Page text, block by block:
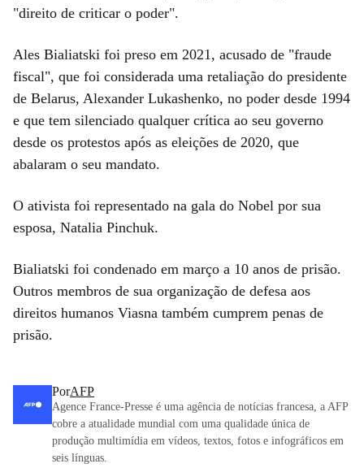
"direito de criticar o poder".
Ales Bialiatski foi preso em 2021, acusado de "fraude
fiscal", que foi considerada uma retaliação do presidente
de Belarus, Alexander Lukashenko, no poder desde 1994
e que tem silenciado qualquer crítica ao seu governo
desde os protestos após as eleições de 2020, que
abalaram o seu mandato.
O ativista foi representado na gala do Nobel por sua
esposa, Natalia Pinchuk.
Bialiatski foi condenado em março a 10 anos de prisão.
Outros membros de sua organização de defesa aos
direitos humanos Viasna também cumprem penas de
prisão.
PorAFP
Agence France-Presse é uma agência de notícias francesa, a AFP
cobre a atualidade mundial com uma qualidade única de
produção multimídia em vídeos, textos, fotos e infográficos em
seis línguas.